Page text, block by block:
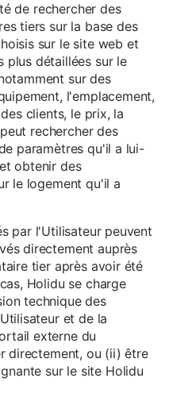
de rechercher des
tiers sur la base des
sur le site web et
plus détaillées sur le
sur des
l'emplacement,
clients, le prix, la
rechercher des
paramètres qu'il a lui-
obtenir des
le logement qu'il a
par l'Utilisateur peuvent
directement auprès
tier après avoir été
Holidu se charge
technique des
et de la
externe du
directement, ou (ii) être
sur le site Holidu